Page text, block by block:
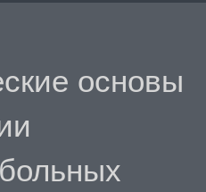
основы